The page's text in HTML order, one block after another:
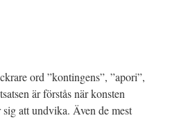
ord ”kontingens”, ”apori”,
är förstås när konsten
att undvika. Även de mest